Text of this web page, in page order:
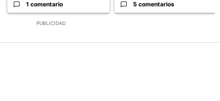
PUBLICIDAD
1 comentario 5 comentarios